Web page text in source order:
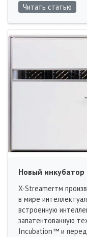
Читать статью
Новый
X-Streamerтм
в мире
встроенную
запатентованную
Incubation™ и